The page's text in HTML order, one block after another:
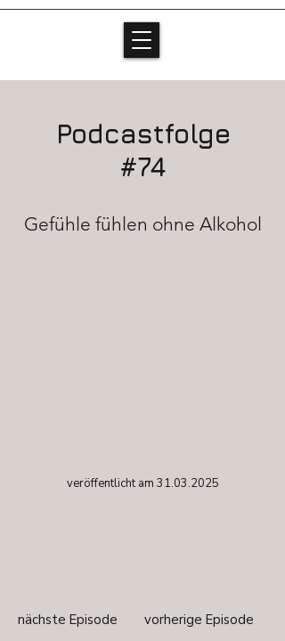
Podcastfolge
#74
Gefühle fühlen ohne Alkohol
veröffentlicht am 31.03.2025
nächste Episode vorherige Episode